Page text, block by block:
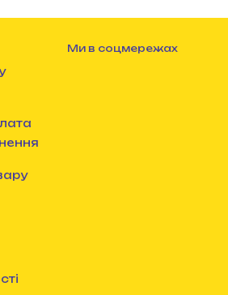
Ми в соцмережах